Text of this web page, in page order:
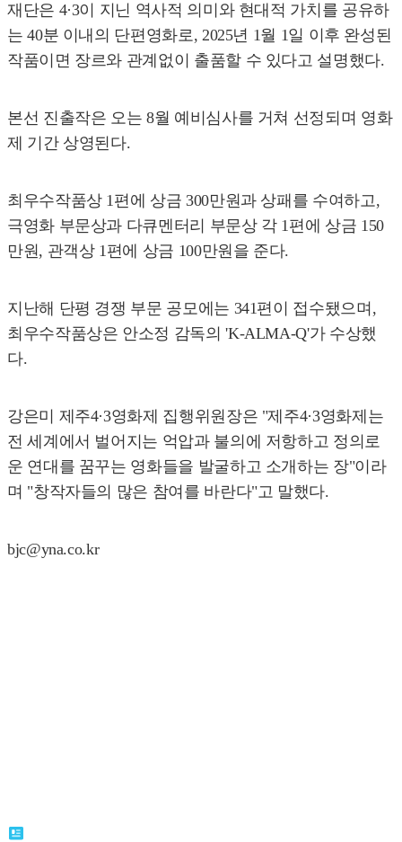
재단은 4·3이 지닌 역사적 의미와 현대적 가치를 공유하
는 40분 이내의 단편영화로, 2025년 1월 1일 이후 완성된
작품이면 장르와 관계없이 출품할 수 있다고 설명했다.
본선 진출작은 오는 8월 예비심사를 거쳐 선정되며 영화
제 기간 상영된다.
최우수작품상 1편에 상금 300만원과 상패를 수여하고,
극영화 부문상과 다큐멘터리 부문상 각 1편에 상금 150
만원, 관객상 1편에 상금 100만원을 준다.
지난해 단평 경쟁 부문 공모에는 341편이 접수됐으며,
최우수작품상은 안소정 감독의 'K-ALMA-Q'가 수상했
다.
강은미 제주4·3영화제 집행위원장은 "제주4·3영화제는
전 세계에서 벌어지는 억압과 불의에 저항하고 정의로
운 연대를 꿈꾸는 영화들을 발굴하고 소개하는 장"이라
며 "창작자들의 많은 참여를 바란다"고 말했다.
bjc@yna.co.kr